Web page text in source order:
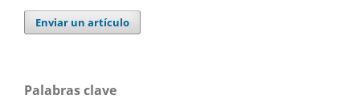
Enviar un artículo
Palabras clave